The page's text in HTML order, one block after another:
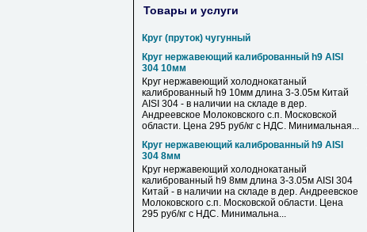
Товары и услуги
Круг (пруток) чугунный
Круг нержавеющий калиброванный h9 AISI
304 10мм
Круг нержавеющий холоднокатаный
калиброванный h9 10мм длина 3-3.05м Китай
AISI 304 - в наличии на складе в дер.
Андреевское Молоковского с.п. Московской
области. Цена 295 руб/кг с НДС. Минимальная...
Круг нержавеющий калиброванный h9 AISI
304 8мм
Круг нержавеющий холоднокатаный
калиброванный h9 8мм длина 3-3.05м AISI 304
Китай - в наличии на складе в дер. Андреевское
Молоковского с.п. Московской области. Цена
295 руб/кг с НДС. Минимальна...